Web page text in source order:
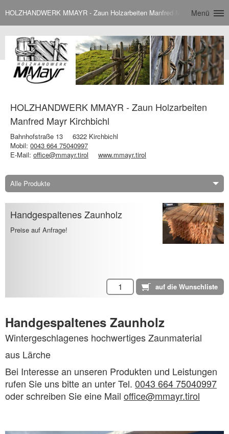
HOLZHANDWERK MMAYR - Zaun Holzarbeiten Manfred Mayr Kirchbichl
Menü
HOLZHANDWERK MMAYR - Zaun Holzarbeiten
Manfred Mayr Kirchbichl
Bahnhofstraße 13
6322 Kirchbichl
Mobil: 0043 664 75040997
E-Mail: office@mmayr.tirol www.mmayr.tirol
Alle Produkte
Handgespaltenes Zaunholz
Preise auf Anfrage!
Handgespaltenes Zaunholz
Wintergeschlagenes hochwertiges Zaunmaterial
aus Lärche
Bei Interesse an unseren Produkten und Leistungen
rufen Sie uns bitte an unter Tel. 0043 664 75040997
oder schreiben Sie eine Mail office@mmayr.tirol